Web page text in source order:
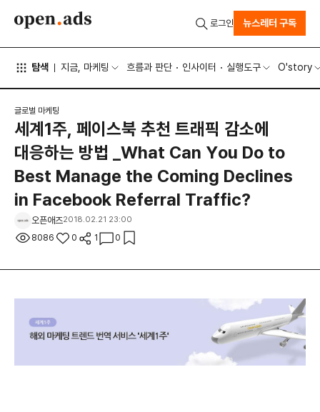
탐색 지금, 마케팅 흐름과 판단 인사이터 실행도구 O'story
로그인 뉴스레터 구독
글로벌 마케팅
세계1주, 페이스북 추천 트래픽 감소에
대응하는 방법 _What Can You Do to
Best Manage the Coming Declines
in Facebook Referral Traffic?
오픈애즈2018.02.21 23:00
8086 0 1 0